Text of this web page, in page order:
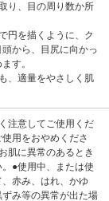
り、目の周り数か所
円を描くように、ク
から、目尻に向かっ
す。
、適量をやさしく肌
注意してご使用くだ
用をおやめくださ
肌に異常のあるとき
●使用中、または使
赤み、はれ、かゆ
み等の異常が出た場